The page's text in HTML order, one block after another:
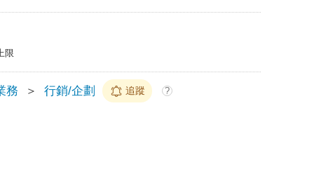
限
務 ＞ 行銷/企劃 追蹤 ?